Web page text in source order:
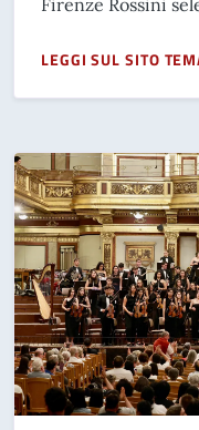
LEGGI SUL SITO
A PROPOSITO DI